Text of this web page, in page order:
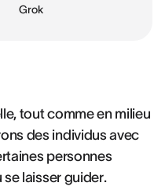
Grok
tout comme en milieu
des individus avec
personnes
laisser guider.